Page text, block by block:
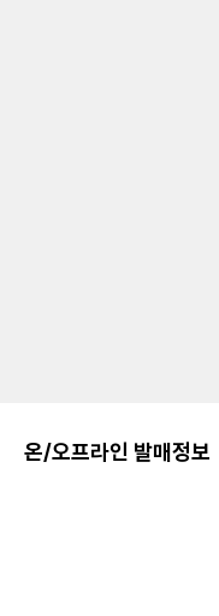
온/오프라인 발매정보